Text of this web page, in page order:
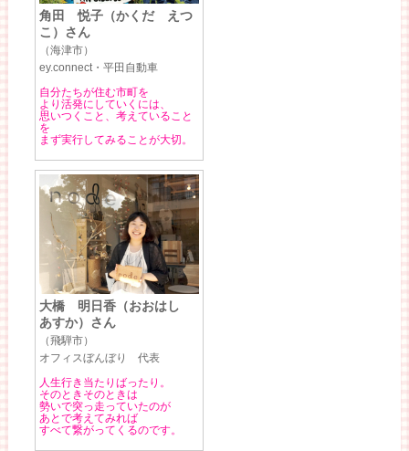
角田 悦子（かくだ えつ
こ）さん
（海津市）
ey.connect・平田自動車
自分たちが住む市町を
より活発にしていくには、
思いつくこと、考えていること
を
まず実行してみることが大切。
大橋 明日香（おおはし
あすか）さん
（飛騨市）
オフィスぼんぼり 代表
人生行き当たりばったり。
そのときそのときは
勢いで突っ走っていたのが
あとで考えてみれば
すべて繋がってくるのです。